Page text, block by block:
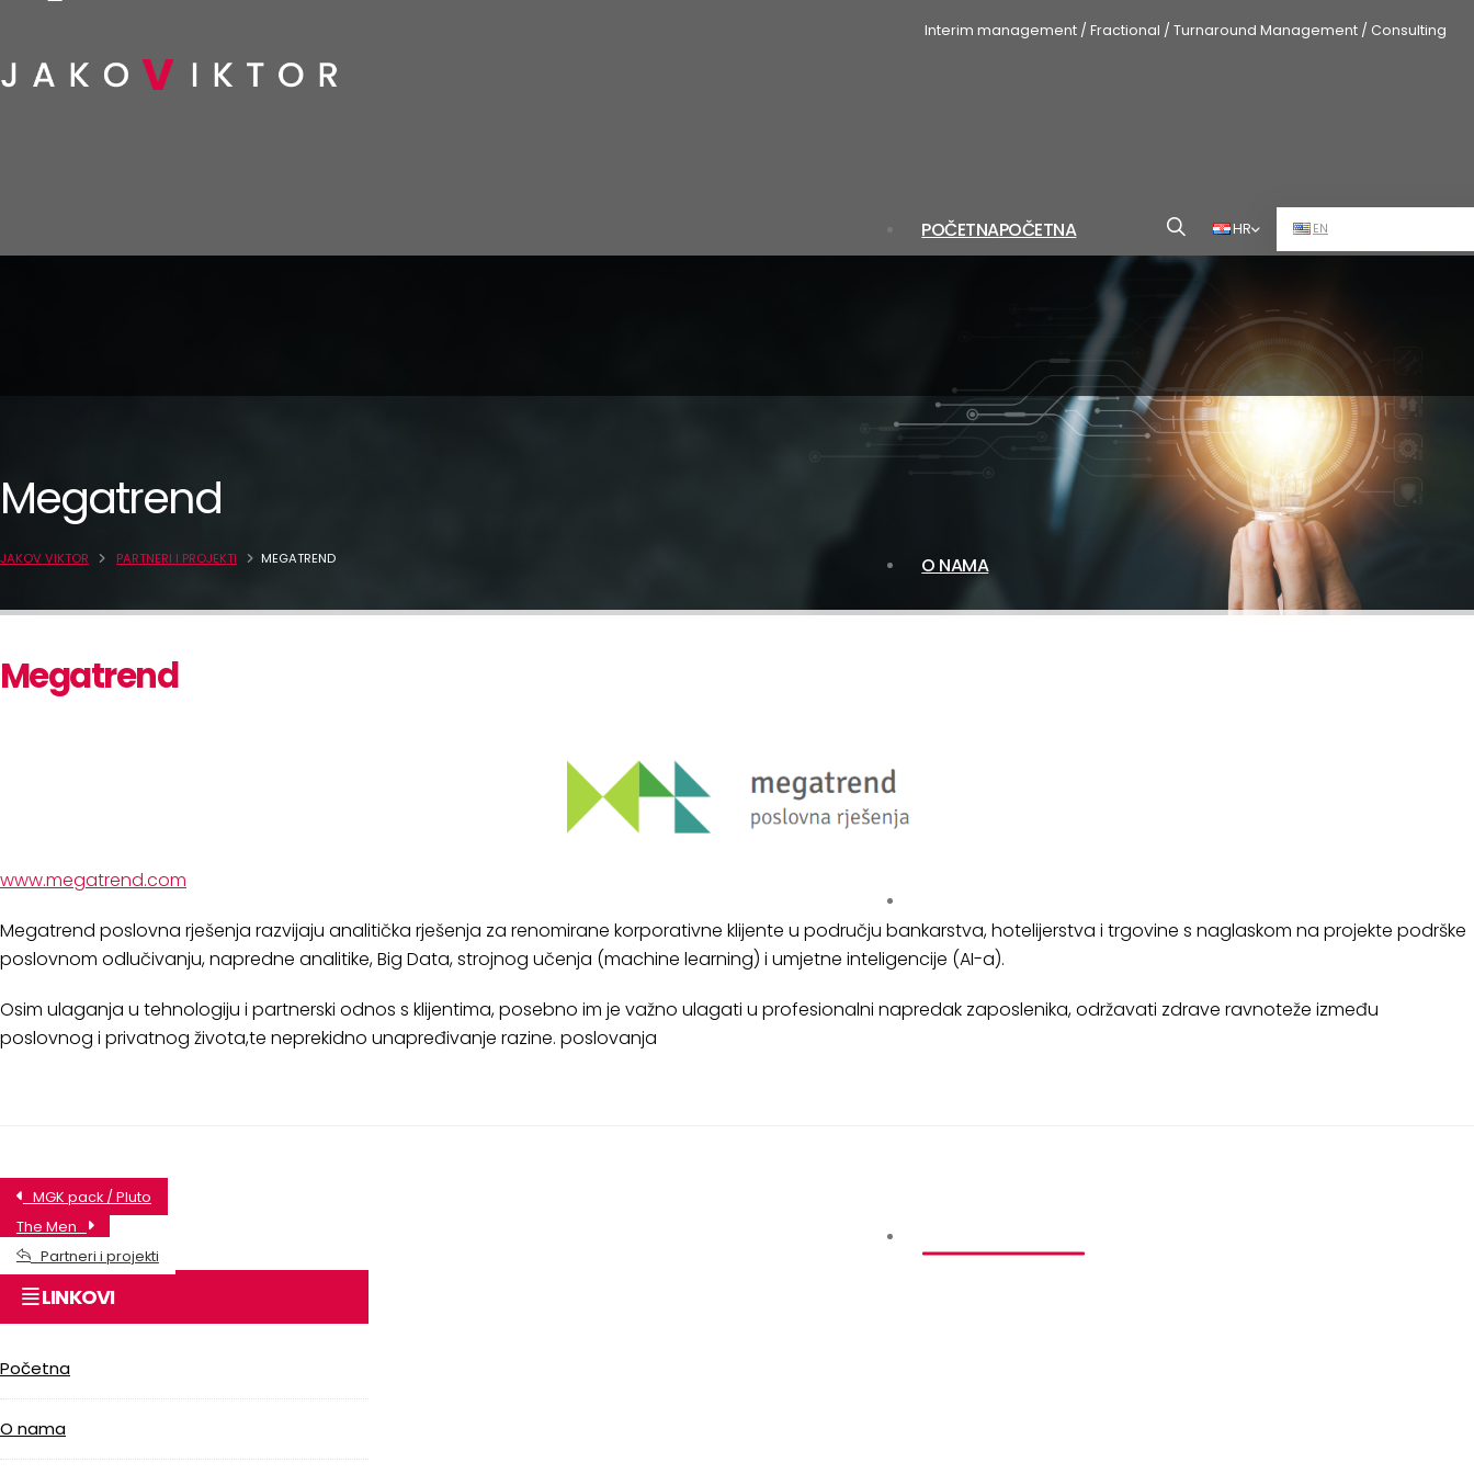
Interim management / Fractional / Turnaround Management / Consulting
POČETNAPOČETNA
O NAMA
HR EN
Megatrend
JAKOV VIKTOR PARTNERI I PROJEKTI MEGATREND
Megatrend
www.megatrend.com
Megatrend poslovna rješenja razvijaju analitička rješenja za renomirane korporativne klijente u području bankarstva, hotelijerstva i trgovine s naglaskom na projekte podrške
poslovnom odlučivanju, napredne analitike, Big Data, strojnog učenja (machine learning) i umjetne inteligencije (AI-a).
Osim ulaganja u tehnologiju i partnerski odnos s klijentima, posebno im je važno ulagati u profesionalni napredak zaposlenika, održavati zdrave ravnoteže između
poslovnog i privatnog života,te neprekidno unapređivanje razine. poslovanja
MGK pack / Pluto
The Men
Partneri i projekti
LINKOVI
Početna
O nama